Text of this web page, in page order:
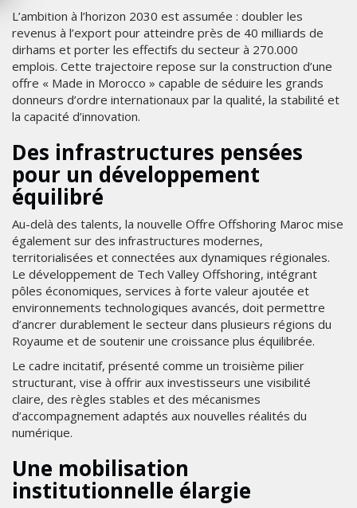
L’ambition à l’horizon 2030 est assumée : doubler les
revenus à l’export pour atteindre près de 40 milliards de
dirhams et porter les effectifs du secteur à 270.000
emplois. Cette trajectoire repose sur la construction d’une
offre « Made in Morocco » capable de séduire les grands
donneurs d’ordre internationaux par la qualité, la stabilité et
la capacité d’innovation.
Des infrastructures pensées
pour un développement
équilibré
Au-delà des talents, la nouvelle Offre Offshoring Maroc mise
également sur des infrastructures modernes,
territorialisées et connectées aux dynamiques régionales.
Le développement de Tech Valley Offshoring, intégrant
pôles économiques, services à forte valeur ajoutée et
environnements technologiques avancés, doit permettre
d’ancrer durablement le secteur dans plusieurs régions du
Royaume et de soutenir une croissance plus équilibrée.
Le cadre incitatif, présenté comme un troisième pilier
structurant, vise à offrir aux investisseurs une visibilité
claire, des règles stables et des mécanismes
d’accompagnement adaptés aux nouvelles réalités du
numérique.
Une mobilisation
institutionnelle élargie